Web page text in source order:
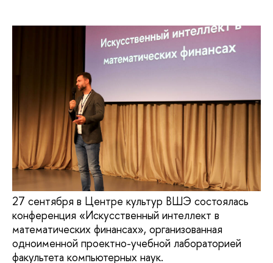
27 сентября в Центре культур ВШЭ состоялась
конференция «Искусственный интеллект в
математических финансах», организованная
одноименной проектно-учебной лабораторией
факультета компьютерных наук.